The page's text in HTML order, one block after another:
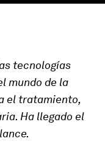
tecnologías
mundo de la
el tratamiento,
Ha llegado el